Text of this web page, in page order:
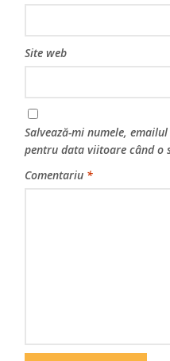
Site web
Salvează-mi numele,
pentru data viitoare când o
Comentariu *